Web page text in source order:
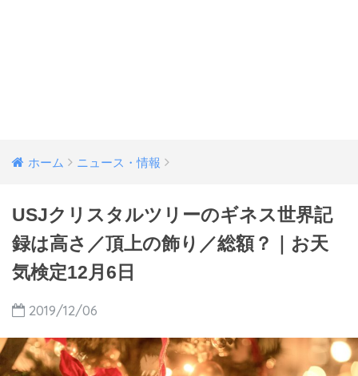
ホーム ニュース・情報
USJクリスタルツリーのギネス世界記
録は高さ／頂上の飾り／総額？｜お天
気検定12月6日
2019/12/06